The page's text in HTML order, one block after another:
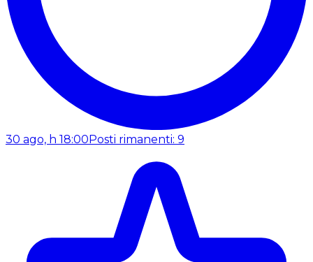
30 ago, h 18:00Posti rimanenti: 9